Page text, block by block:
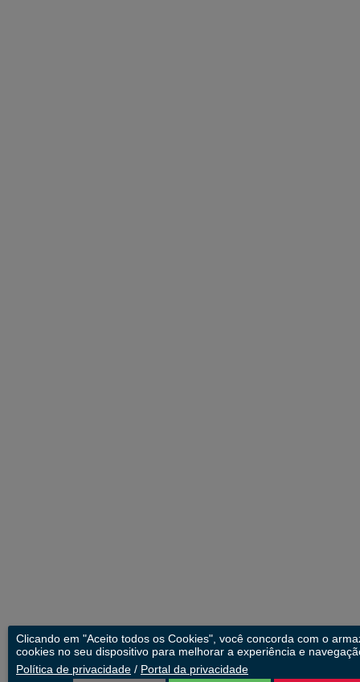
Clicando em "Aceito todos os Cookies", você concorda com o
cookies no seu dispositivo para melhorar a experiência e
Política de privacidade / Portal da privacidade